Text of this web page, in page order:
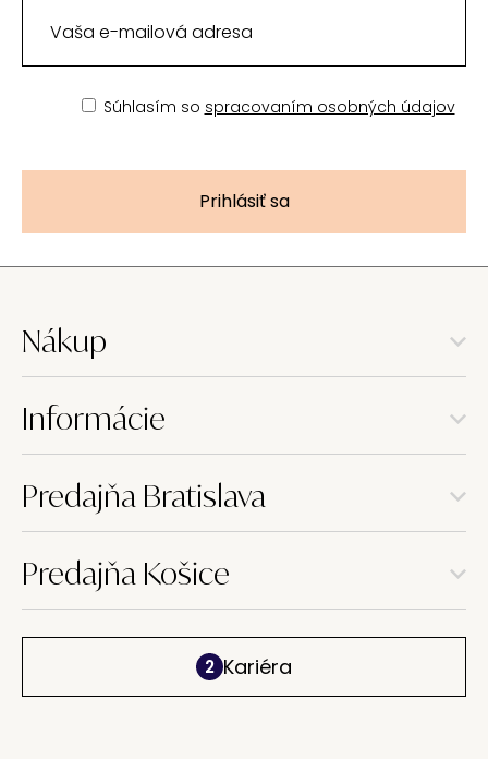
Súhlasím so spracovaním osobných údajov
Prihlásiť sa
Nákup
Informácie
Predajňa Bratislava
Predajňa Košice
2 Kariéra